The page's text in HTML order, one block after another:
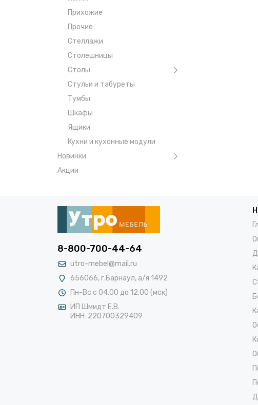
Прихожие
Прочие
Стеллажи
Столешницы
Столы
Стульи и табуреты
Тумбы
Шкафы
Ящики
Кухни и кухонные модули
Новинки
Акции
8-800-700-44-64
utro-mebel@mail.ru
656066, г.Барнаул, а/я 1492
Пн-Вс с 04.00 до 12.00 (мск)
ИП Шмидт Е.В.
ИНН: 220700329409